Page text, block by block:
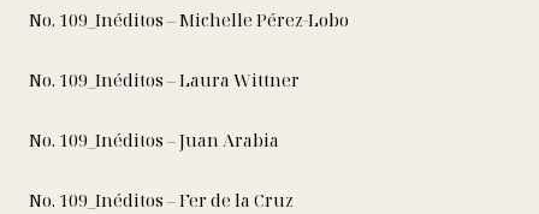
No. 109_Inéditos – Michelle Pérez-Lobo
No. 109_Inéditos – Laura Wittner
No. 109_Inéditos – Juan Arabia
No. 109_Inéditos – Fer de la Cruz